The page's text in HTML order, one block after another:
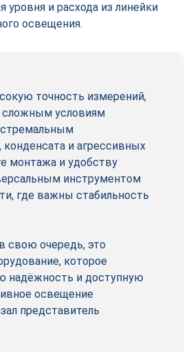
и расхода из линейки
освещения.
точность измерений,
условиям
и агрессивных
монтажа и удобству
инструментом
где важны стабильность
очередь, это
которое
надёжность и доступную
освещение
представитель